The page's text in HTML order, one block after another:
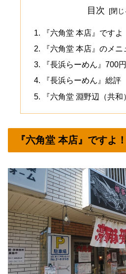
目次
『六角堂 本店』ですよ
『六角堂 本店』のメ
『長浜らーめん』700円
『長浜らーめん』総評
『六角堂 淵野辺（共
『六角堂 本店』ですよ！